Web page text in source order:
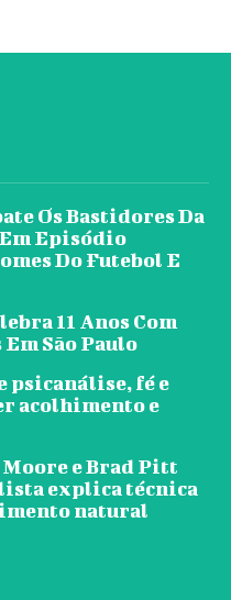
Os Bastidores Da
Em Episódio
Do Futebol E
11 Anos Com
São Paulo
psicanálise, fé e
acolhimento e
e Brad Pitt
explica técnica
natural